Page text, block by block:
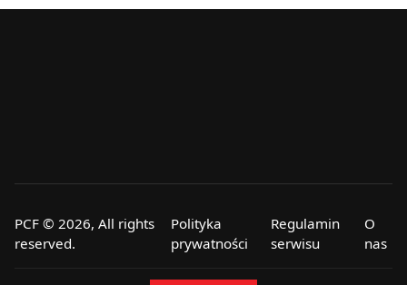
PCF © 2026, All rights
reserved.
Polityka
prywatności
Regulamin
serwisu
O
nas